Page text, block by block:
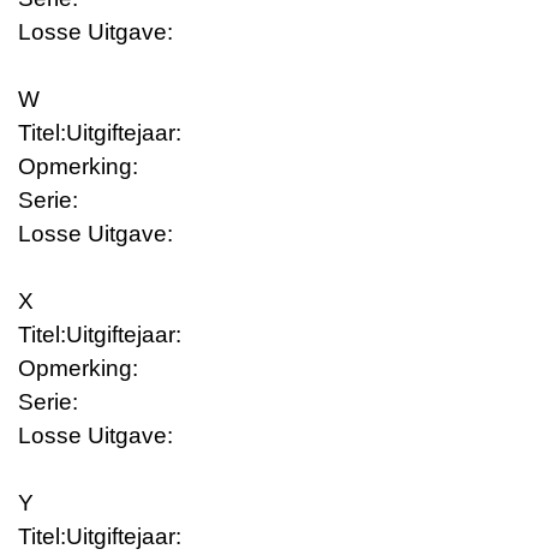
Losse Uitgave:
W
Titel:Uitgiftejaar:
Opmerking:
Serie:
Losse Uitgave:
X
Titel:Uitgiftejaar:
Opmerking:
Serie:
Losse Uitgave:
Y
Titel:Uitgiftejaar: